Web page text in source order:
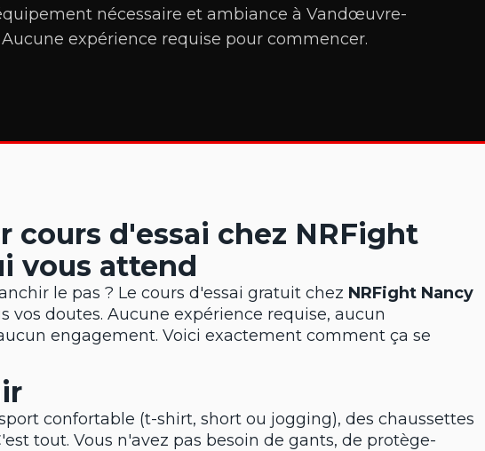
nécessaire et ambiance à Vandœuvre-
Aucune expérience requise pour commencer.
cours d'essai chez NRFight
vous attend
le pas ? Le cours d'essai gratuit chez NRFight Nancy
vos doutes. Aucune expérience requise, aucun
engagement. Voici exactement comment ça se
confortable (t-shirt, short ou jogging), des chaussettes
tout. Vous n'avez pas besoin de gants, de protège-